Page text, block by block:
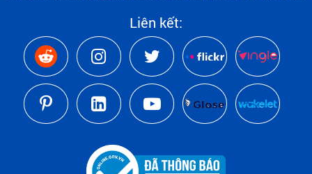
Liên kết: